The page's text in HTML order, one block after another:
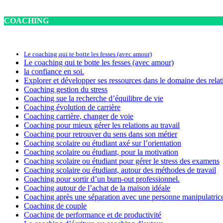
COACHING
Le coaching qui te botte les fesses (avec amour)
Le coaching qui te botte les fesses (avec amour)
la confiance en soi.
Explorer et développer ses ressources dans le domaine des
Coaching gestion du stress
Coaching sue la recherche d’équilibre de vie
Coaching évolution de carrière
Coaching carrière, changer de voie
Coaching pour mieux gérer les relations au travail
Coaching pour retrouver du sens dans son métier
Coaching scolaire ou étudiant axé sur l’orientation
Coaching scolaire ou étudiant, pour la motivation
Coaching scolaire ou étudiant pour gérer le stress des examens
Coaching scolaire ou étudiant, autour des méthodes de travail
Coaching pour sortir d’un burn-out professionnel.
Coaching autour de l’achat de la maison idéale
Coaching après une séparation avec une personne
Coaching de couple
Coaching de performance et de productivité